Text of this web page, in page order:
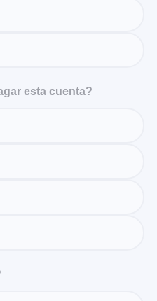
esta cuenta?